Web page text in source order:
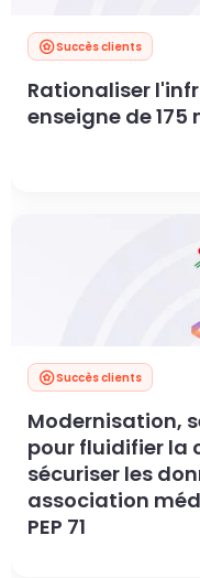
Succès clients
Rationaliser
enseigne de
Succès clients
Modernisation,
pour fluidifier la
sécuriser les
association
PEP 71